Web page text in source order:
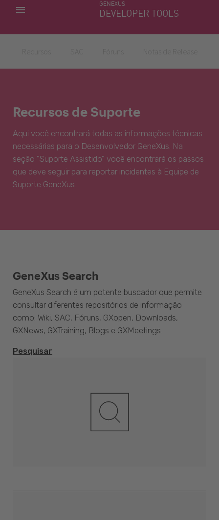
GENEXUS
DEVELOPER TOOLS
MINHAS APLICACÕES
Recursos de Suporte
Aqui você encontrará todas as informações técnicas
necessárias para o Desenvolvedor GeneXus. Na
seção "Suporte Assistido" você encontrará os passos
que deve seguir para reportar incidentes à Equipe de
Suporte GeneXus.
GeneXus Search
GeneXus Search é um potente buscador que permite
consultar diferentes repositórios de informação
como: Wiki, SAC, Fóruns, GXopen, Downloads,
GXNews, GXTraining, Blogs e GXMeetings.
Pesquisar